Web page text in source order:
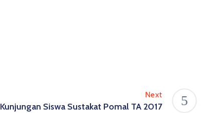
Next
Kunjungan Siswa Sustakat Pomal TA 2017